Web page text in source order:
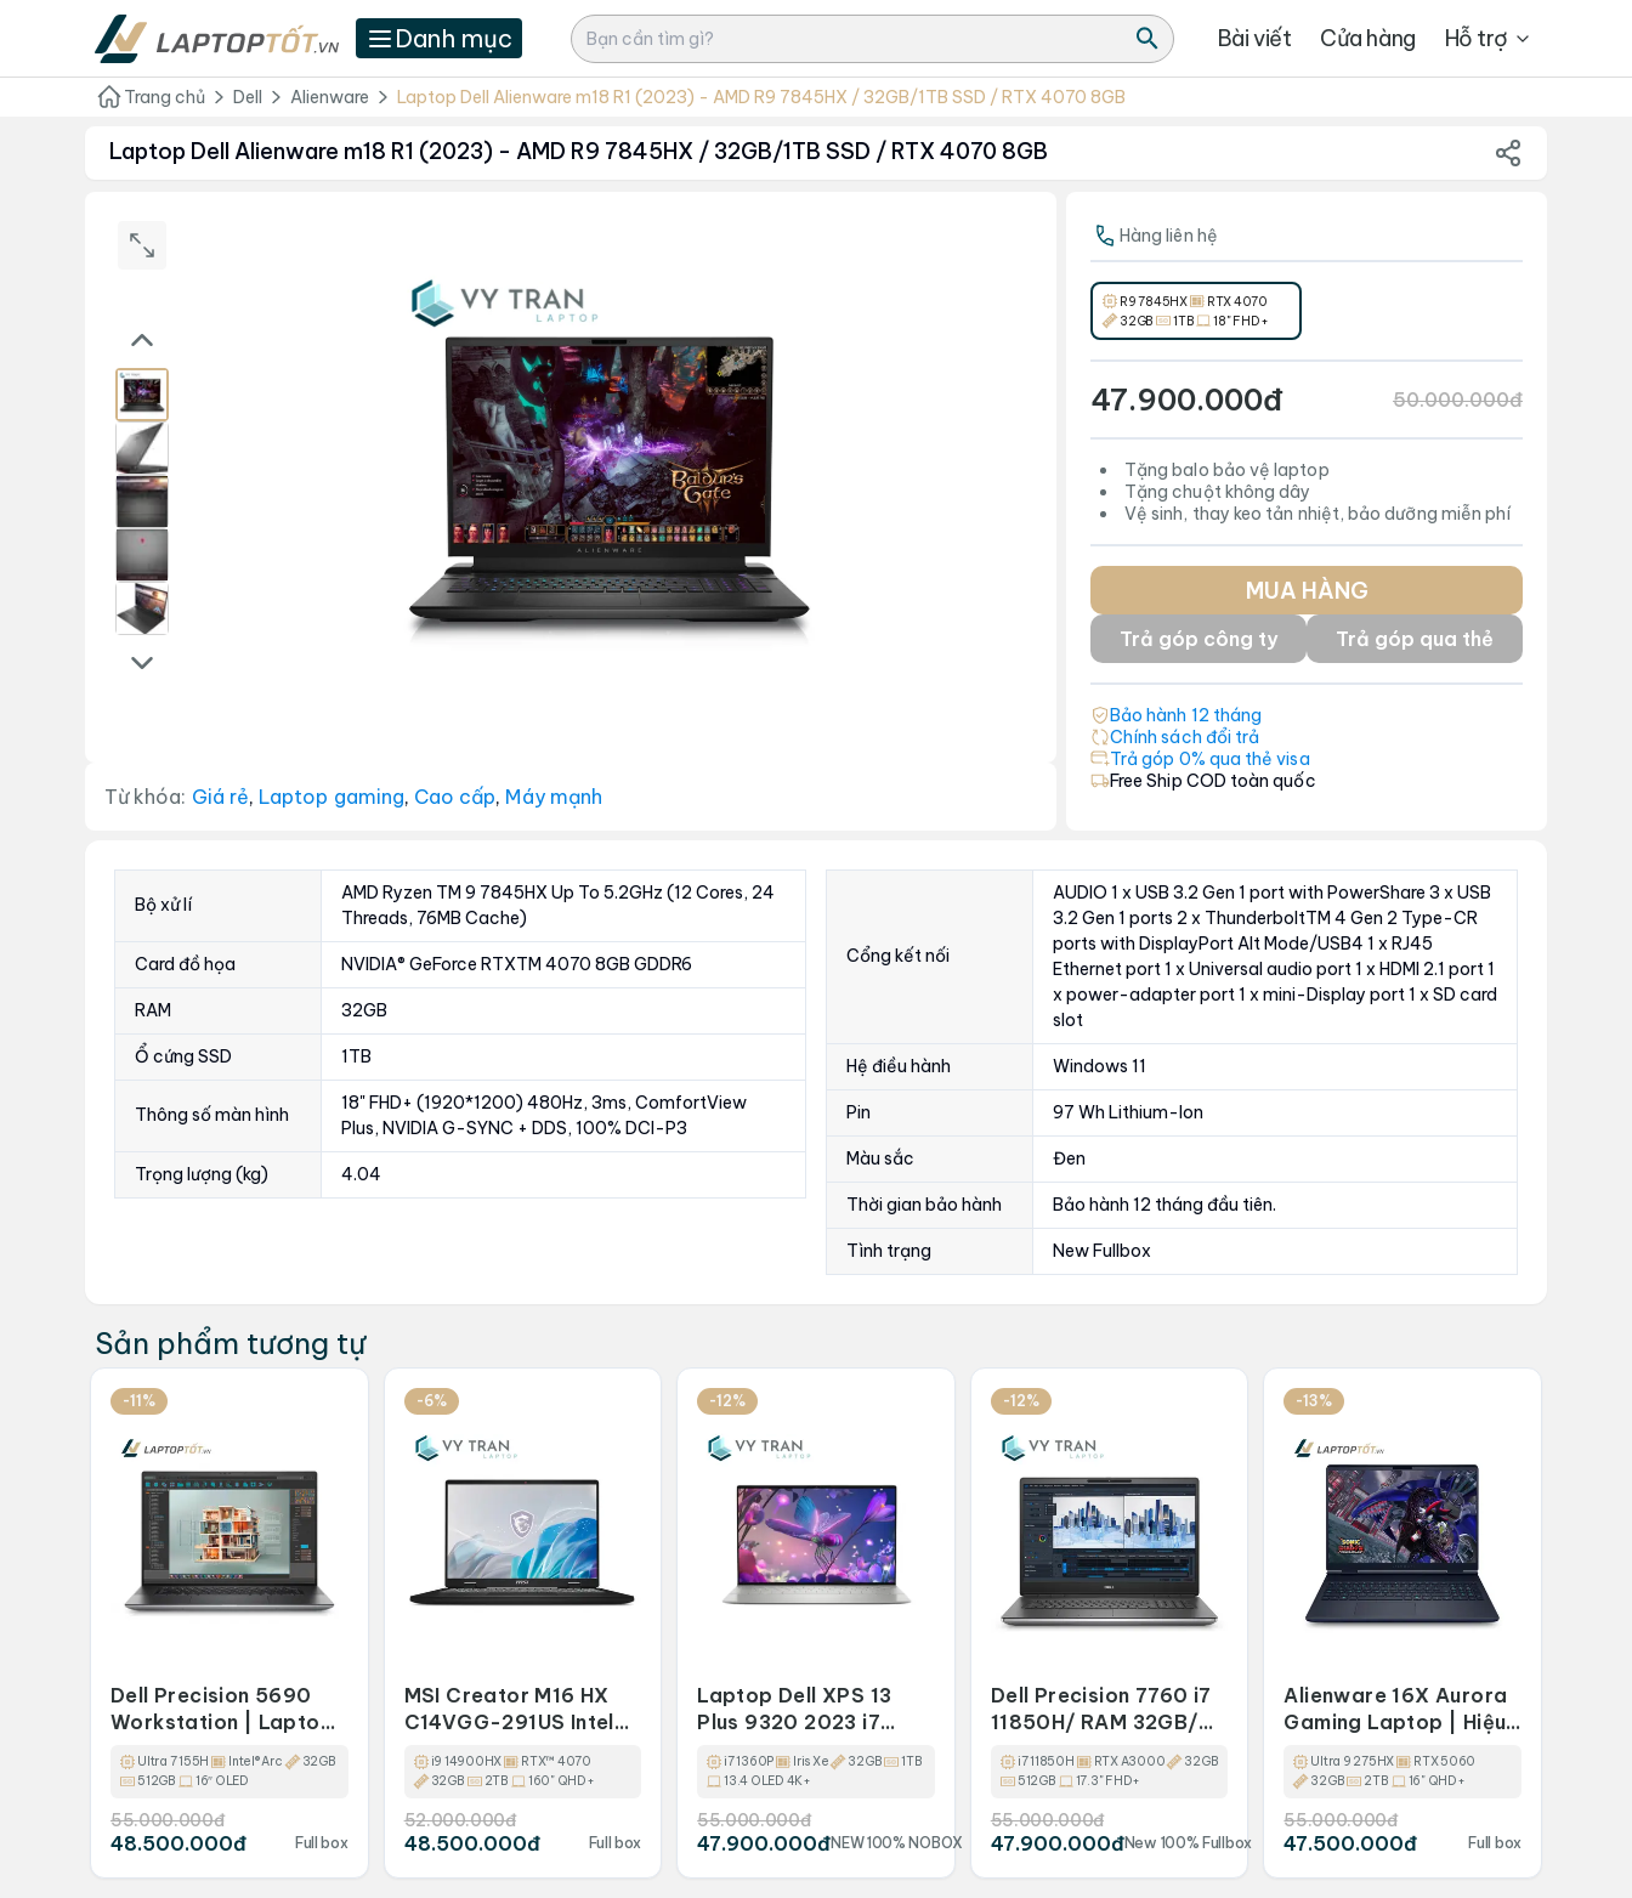
Danh mục Bài viết Cửa hàng Hỗ trợ
Trang chủ Dell Alienware Laptop Dell Alienware m18 R1 (2023) - AMD R9 7845HX / 32GB/1TB SSD / RTX 4070 8GB
Laptop Dell Alienware m18 R1 (2023) - AMD R9 7845HX / 32GB/1TB SSD / RTX 4070 8GB
Từ khóa: Giá rẻ, Laptop gaming, Cao cấp, Máy mạnh
Hàng liên hệ
R9 7845HX
RTX 4070
32GB
1TB 18" FHD+
47.900.000đ 50.000.000đ
Tặng balo bảo vệ laptop
Tặng chuột không dây
Vệ sinh, thay keo tản nhiệt, bảo dưỡng miễn phí
MUA HÀNG
Trả góp công ty Trả góp qua thẻ
Bảo hành 12 tháng
Chính sách đổi trả
Trả góp 0% qua thẻ visa
Free Ship COD toàn quốc
Bộ xử lí
AMD Ryzen TM 9 7845HX Up To 5.2GHz (12 Cores, 24
Threads, 76MB Cache)
Card đồ họa NVIDIA® GeForce RTXTM 4070 8GB GDDR6
RAM 32GB
Ổ cứng SSD 1TB
Thông số màn hình
18" FHD+ (1920*1200) 480Hz, 3ms, ComfortView
Plus, NVIDIA G-SYNC + DDS, 100% DCI-P3
Trọng lượng (kg) 4.04
Cổng kết nối
AUDIO 1 x USB 3.2 Gen 1 port with PowerShare 3 x USB
3.2 Gen 1 ports 2 x ThunderboltTM 4 Gen 2 Type-CR
ports with DisplayPort Alt Mode/USB4 1 x RJ45
Ethernet port 1 x Universal audio port 1 x HDMI 2.1 port 1
x power-adapter port 1 x mini-Display port 1 x SD card
slot
Hệ điều hành Windows 11
Pin 97 Wh Lithium-Ion
Màu sắc Đen
Thời gian bảo hành Bảo hành 12 tháng đầu tiên.
Tình trạng New Fullbox
Sản phẩm tương tự
-11%
Dell Precision 5690
Workstation | Laptop
Đồ Họa & Kỹ Thuật
Mạnh Mẽ
Ultra 7 155H Intel® Arc
32GB
512GB
16″ OLED
55.000.000đ
48.500.000đ Full box
-6%
MSI Creator M16 HX
C14VGG-291US Intel
4070
i9 14900HX
RTX™ 4070
32GB
2TB 160" QHD+
52.000.000đ
48.500.000đ Full box
-12%
Laptop Dell XPS 13
Plus 9320 2023 i7
1360P RAM 32GB SSD
1TB 13.4inch 4K+ UHD+
i7 1360P Iris Xe 32GB
1TB
13.4 OLED 4K+
55.000.000đ
47.900.000đNEW 100% NOBOX
-12%
Dell Precision 7760 i7
11850H/ RAM 32GB/
SSD 512GB/ 17INCH
FHD/ RTX A3000
i7 11850H RTX A3000
32GB
512GB
17.3" FHD+
55.000.000đ
47.900.000đNew 100% Fullbox
-13%
Alienware 16X Aurora
Gaming Laptop | Hiệu
Game Thủ
Ultra 9 275HX
RTX 5060
32GB
2TB 16" QHD+
55.000.000đ
47.500.000đ Full box